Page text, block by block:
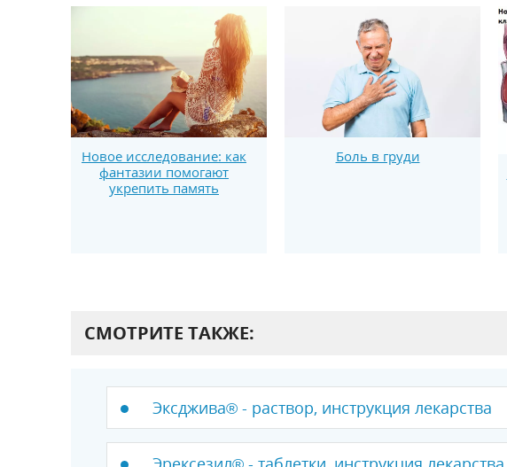
Новое исследование: как
фантазии помогают
укрепить память
Боль в груди
СМОТРИТЕ ТАКЖЕ:
Эксджива® - раствор, инструкция лекарства